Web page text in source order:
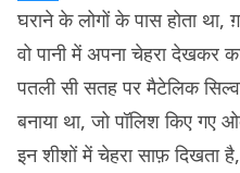
घराने के लोगों के पास होता था,
वो पानी में अपना चेहरा देखकर
पतली सी सतह पर मैटेलिक
बनाया था, जो पॉलिश किए
इन शीशों में चेहरा साफ़ दिखता